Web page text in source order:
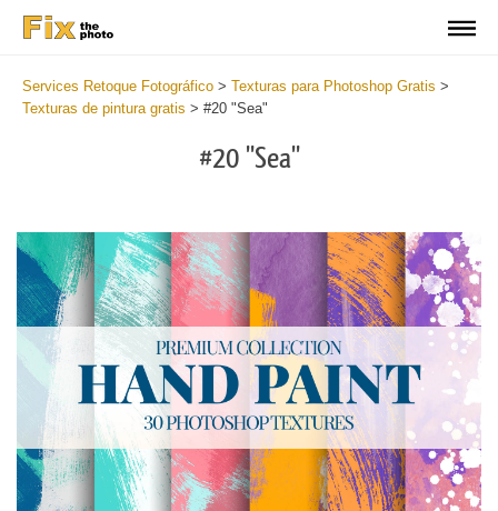
Services Retoque Fotográfico > Texturas para Photoshop Gratis >
Texturas de pintura gratis > #20 "Sea"
#20 "Sea"